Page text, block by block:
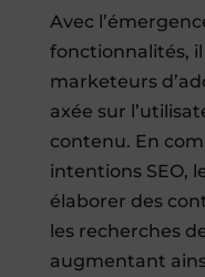
Avec
fonctionnalités,
marketeurs
axée sur
contenu. En
intentions SEO,
élaborer des
les recherches
augmentant